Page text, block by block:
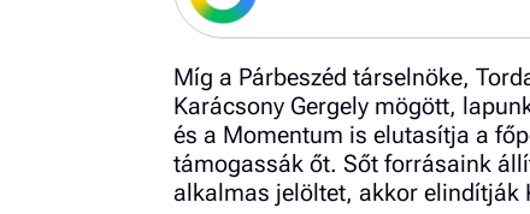
Míg a Párbeszéd társelnöke,
Karácsony Gergely mögött,
és a Momentum is elutasítja a
támogassák őt. Sőt forrásaink
alkalmas jelöltet, akkor elindítják